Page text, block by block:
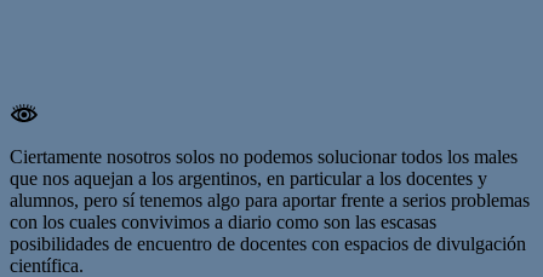
Ciertamente nosotros solos no podemos solucionar todos los males
que nos aquejan a los argentinos, en particular a los docentes y
alumnos, pero sí tenemos algo para aportar frente a serios problemas
con los cuales convivimos a diario como son las escasas
posibilidades de encuentro de docentes con espacios de divulgación
científica.